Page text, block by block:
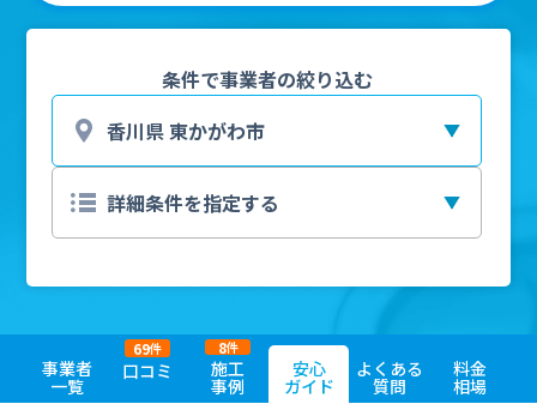
条件で事業者の絞り込む
事業者
一覧
口コミ
69件
施工
事例
8件
安心
ガイド
よくある
質問
料金
相場